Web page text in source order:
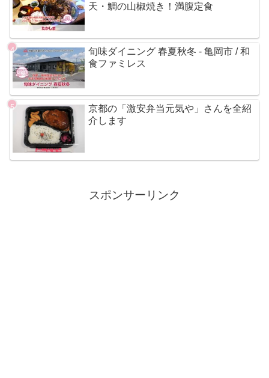
天・鯛の山椒焼き！満腹定食
旬味ダイニング 春夏秋冬 - 亀岡市 / 和
食ファミレス
京都の「激安弁当元気や」さんを全紹
介します
スポンサーリンク